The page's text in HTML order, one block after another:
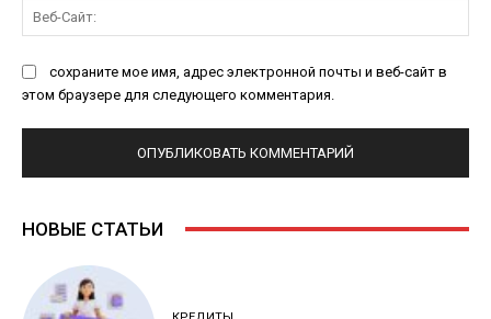
сохраните мое имя, адрес электронной почты и веб-сайт в
этом браузере для следующего комментария.
НОВЫЕ СТАТЬИ